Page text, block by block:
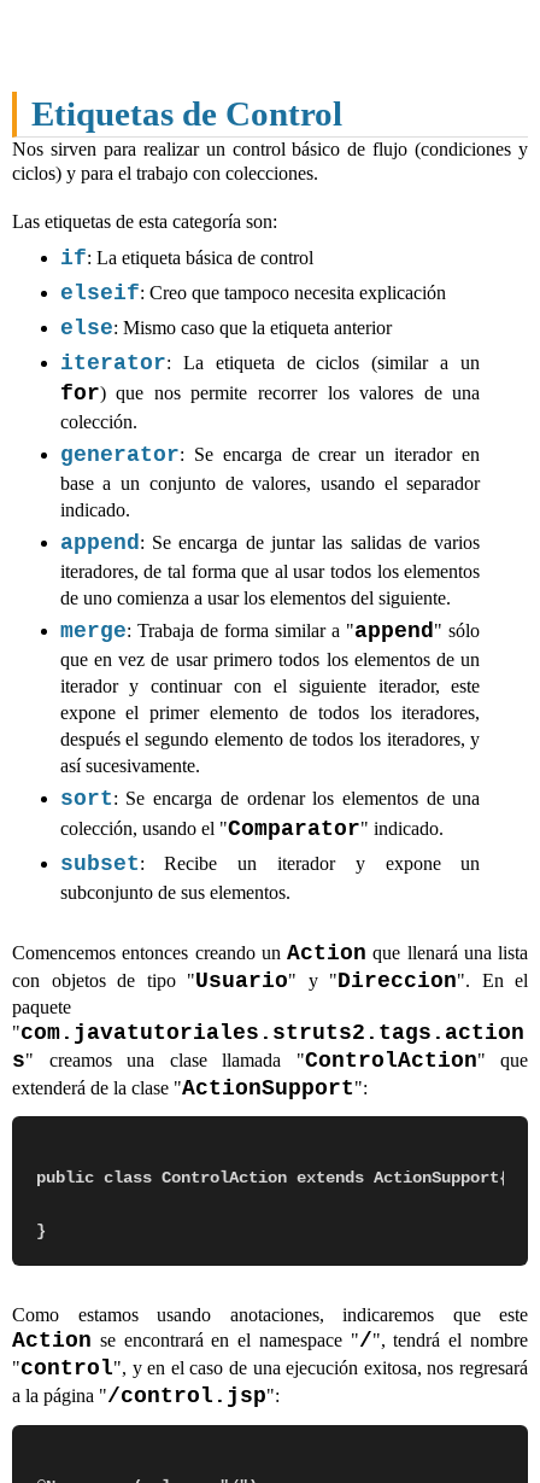
Etiquetas de Control
Nos sirven para realizar un control básico de flujo (condiciones y
ciclos) y para el trabajo con colecciones.
Las etiquetas de esta categoría son:
if: La etiqueta básica de control
elseif: Creo que tampoco necesita explicación
else: Mismo caso que la etiqueta anterior
iterator: La etiqueta de ciclos (similar a un
for) que nos permite recorrer los valores de una
colección.
generator: Se encarga de crear un iterador en
base a un conjunto de valores, usando el separador
indicado.
append : Se encarga de juntar las salidas de varios
iteradores, de tal forma que al usar todos los elementos
de uno comienza a usar los elementos del siguiente.
merge: Trabaja de forma similar a "append " sólo
que en vez de usar primero todos los elementos de un
iterador y continuar con el siguiente iterador, este
expone el primer elemento de todos los iteradores,
después el segundo elemento de todos los iteradores, y
así sucesivamente.
sort: Se encarga de ordenar los elementos de una
colección, usando el "Comparator" indicado.
subset: Recibe un iterador y expone un
subconjunto de sus elementos.
Comencemos entonces creando un Action que llenará una lista
con objetos de tipo "Usuario" y "Direccion". En el
paquete
"com.javatutoriales.struts2.tags.action
s" creamos una clase llamada "ControlAction" que
extenderá de la clase "ActionSupport":
public class ControlAction extends ActionSupport{
Como estamos usando anotaciones, indicaremos que este
Action se encontrará en el namespace "/", tendrá el nombre
"control", y en el caso de una ejecución exitosa, nos regresará
a la página "/control.jsp":